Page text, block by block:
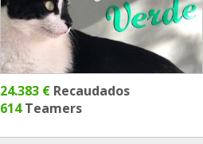
24.383 € Recaudados
614Teamers